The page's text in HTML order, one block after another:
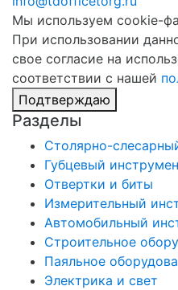
Мы используем cookie-
При использовании
свое согласие на
соответствии с нашей
Подтверждаю
Разделы
Столярно-
Губцевый
Отвертки и биты
Измерительный
Автомобильный
Строительное
Паяльное
Электрика и свет